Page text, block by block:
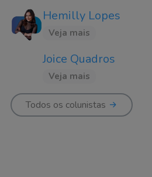
Hemilly Lopes
Veja mais
Joice Quadros
Veja mais
Todos os colunistas